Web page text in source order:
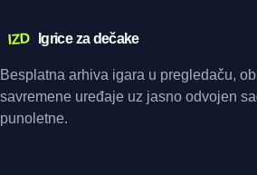
IZD Igrice za dečake
Besplatna arhiva igara u pregledaču,
savremene uređaje uz jasno odvojen
punoletne.